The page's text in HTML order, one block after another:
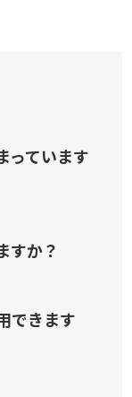
っています
すか？
できます